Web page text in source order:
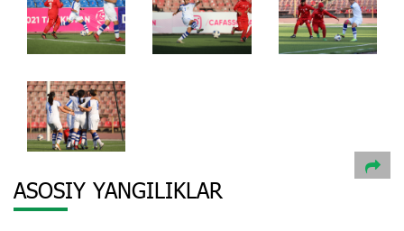
ASOSIY YANGILIKLAR